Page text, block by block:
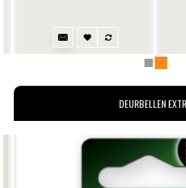
DEURBELLEN